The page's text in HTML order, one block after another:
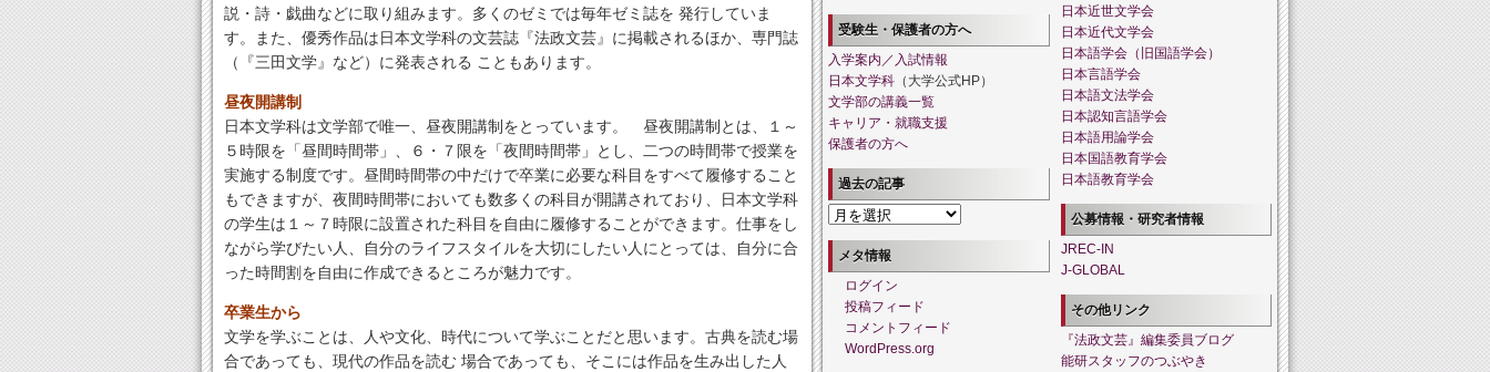
説・詩・戯曲などに取り組みます。多くのゼミでは毎年ゼミ誌を 発行していま
す。また、優秀作品は日本文学科の文芸誌『法政文芸』に掲載されるほか、専門誌
（『三田文学』など）に発表される こともあります。
昼夜開講制
日本文学科は文学部で唯一、昼夜開講制をとっています。 昼夜開講制とは、１～
５時限を「昼間時間帯」、６・７限を「夜間時間帯」とし、二つの時間帯で授業を
実施する制度です。昼間時間帯の中だけで卒業に必要な科目をすべて履修すること
もできますが、夜間時間帯においても数多くの科目が開講されており、日本文学科
の学生は１～７時限に設置された科目を自由に履修することができます。仕事をし
ながら学びたい人、自分のライフスタイルを大切にしたい人にとっては、自分に合
った時間割を自由に作成できるところが魅力です。
卒業生から
文学を学ぶことは、人や文化、時代について学ぶことだと思います。古典を読む場
合であっても、現代の作品を読む 場合であっても、そこには作品を生み出した人
受験生・保護者の方へ
入学案内／入試情報
日本文学科 （大学公式HP）
文学部の講義一覧
キャリア・就職支援
保護者の方へ
過去の記事
過
記
メタ情報
ログイン
投稿フィード
コメントフィード
WordPress.org
日本近世文学会
日本近代文学会
日本語学会（旧国語学会）
日本言語学会
日本語文法学会
日本認知言語学会
日本語用論学会
日本国語教育学会
日本語教育学会
公募情報・研究者情報
JREC-IN
J-GLOBAL
その他リンク
『法政文芸』編集委員ブログ
能研スタッフのつぶやき